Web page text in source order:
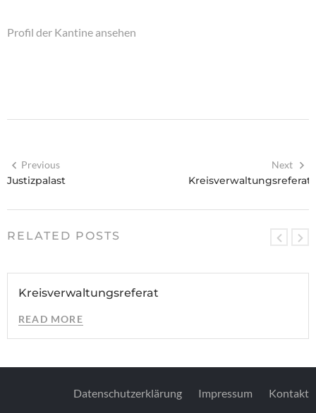
Profil der Kantine ansehen
Previous
Justizpalast
Next
Kreisverwaltungsreferat
RELATED POSTS
Kreisverwaltungsreferat
READ MORE
Datenschutzerklärung Impressum Kontakt